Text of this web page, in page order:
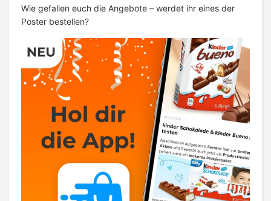
Wie gefallen euch die Angebote – werdet ihr eines der
Poster bestellen?